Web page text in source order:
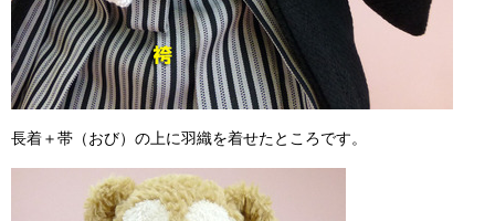
長着＋帯（おび）の上に羽織を着せたところです。